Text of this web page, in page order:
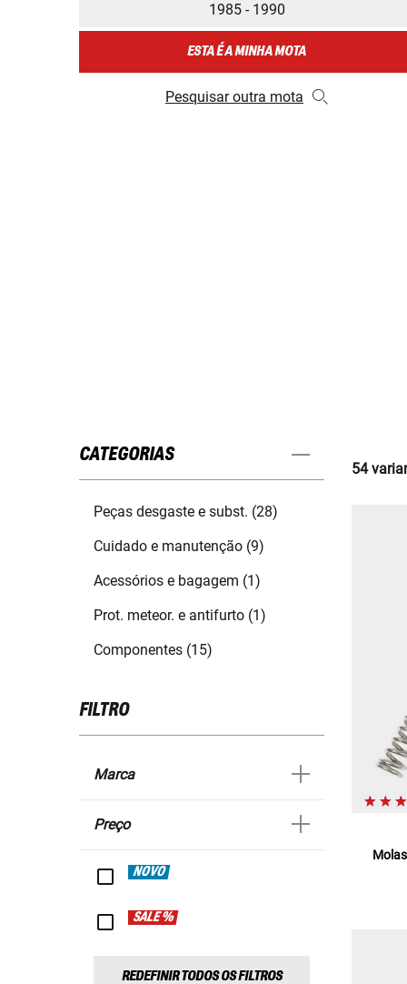
1985 - 1990
ESTA É A MINHA MOTA
Pesquisar outra mota
CATEGORIAS
Peças desgaste e subst. (28)
Cuidado e manutenção (9)
Acessórios e bagagem (1)
Prot. meteor. e antifurto (1)
Componentes (15)
FILTRO
Marca
Preço
NOVO
SALE %
REDEFINIR TODOS OS FILTROS
54